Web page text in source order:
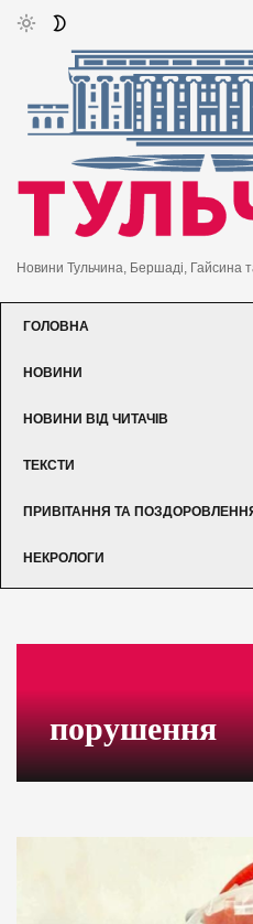
Новини Тульчина, Бершаді, Гайсина
ГОЛОВНА
НОВИНИ
НОВИНИ ВІД ЧИТАЧІВ
ТЕКСТИ
ПРИВІТАННЯ ТА
НЕКРОЛОГИ
порушення